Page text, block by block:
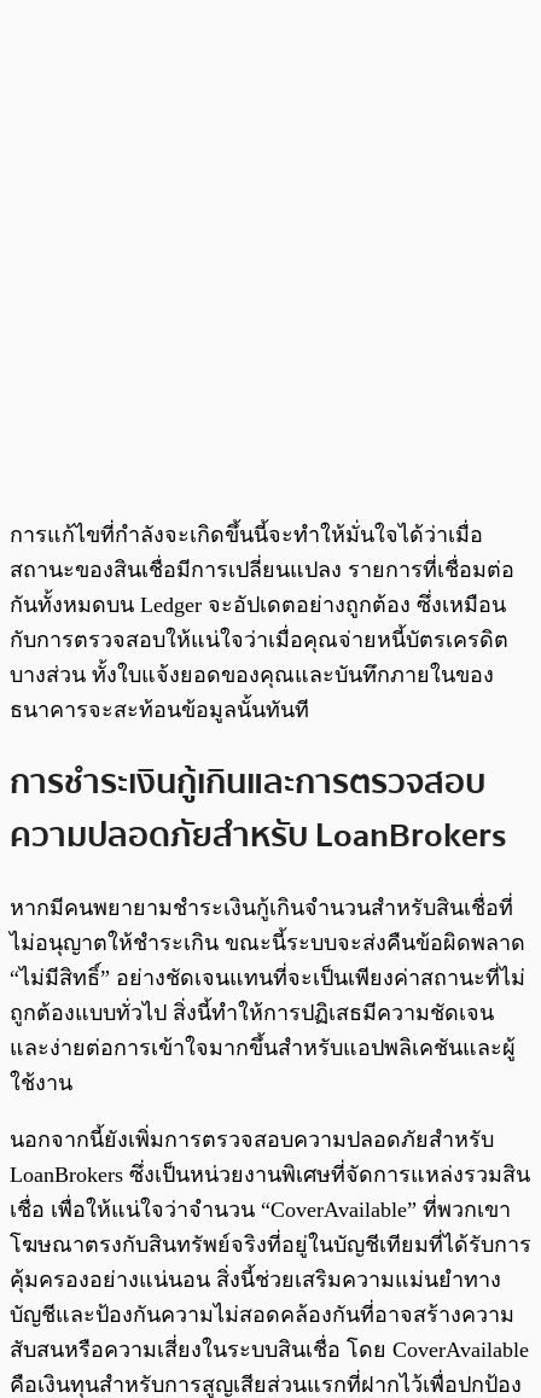
การแก้ไขที่กำลังจะเกิดขึ้นนี้จะทำให้มั่นใจได้ว่าเมื่อ
สถานะของสินเชื่อมีการเปลี่ยนแปลง รายการที่เชื่อมต่อ
กันทั้งหมดบน Ledger จะอัปเดตอย่างถูกต้อง ซึ่งเหมือน
กับการตรวจสอบให้แน่ใจว่าเมื่อคุณจ่ายหนี้บัตรเครดิต
บางส่วน ทั้งใบแจ้งยอดของคุณและบันทึกภายในของ
ธนาคารจะสะท้อนข้อมูลนั้นทันที
การชำระเงินกู้เกินและการตรวจสอบ
ความปลอดภัยสำหรับ LoanBrokers
หากมีคนพยายามชำระเงินกู้เกินจำนวนสำหรับสินเชื่อที่
ไม่อนุญาตให้ชำระเกิน ขณะนี้ระบบจะส่งคืนข้อผิดพลาด
“ไม่มีสิทธิ์” อย่างชัดเจนแทนที่จะเป็นเพียงค่าสถานะที่ไม่
ถูกต้องแบบทั่วไป สิ่งนี้ทำให้การปฏิเสธมีความชัดเจน
และง่ายต่อการเข้าใจมากขึ้นสำหรับแอปพลิเคชันและผู้
ใช้งาน
นอกจากนี้ยังเพิ่มการตรวจสอบความปลอดภัยสำหรับ
LoanBrokers ซึ่งเป็นหน่วยงานพิเศษที่จัดการแหล่งรวมสิน
เชื่อ เพื่อให้แน่ใจว่าจำนวน “CoverAvailable” ที่พวกเขา
โฆษณาตรงกับสินทรัพย์จริงที่อยู่ในบัญชีเทียมที่ได้รับการ
คุ้มครองอย่างแน่นอน สิ่งนี้ช่วยเสริมความแม่นยำทาง
บัญชีและป้องกันความไม่สอดคล้องกันที่อาจสร้างความ
สับสนหรือความเสี่ยงในระบบสินเชื่อ โดย CoverAvailable
คือเงินทุนสำหรับการสูญเสียส่วนแรกที่ฝากไว้เพื่อปกป้อง